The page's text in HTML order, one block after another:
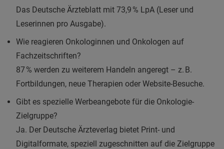
Das Deutsche Ärzteblatt mit 73,9 % LpA (Leser und
Leserinnen pro Ausgabe).
Wie reagieren Onkologinnen und Onkologen auf
Fachzeitschriften?
87 % werden zu weiterem Handeln angeregt – z. B.
Fortbildungen, neue Therapien oder Website-Besuche.
Gibt es spezielle Werbeangebote für die Onkologie-
Zielgruppe?
Ja. Der Deutsche Ärzteverlag bietet Print- und
Digitalformate, speziell zugeschnitten auf die Zielgruppe